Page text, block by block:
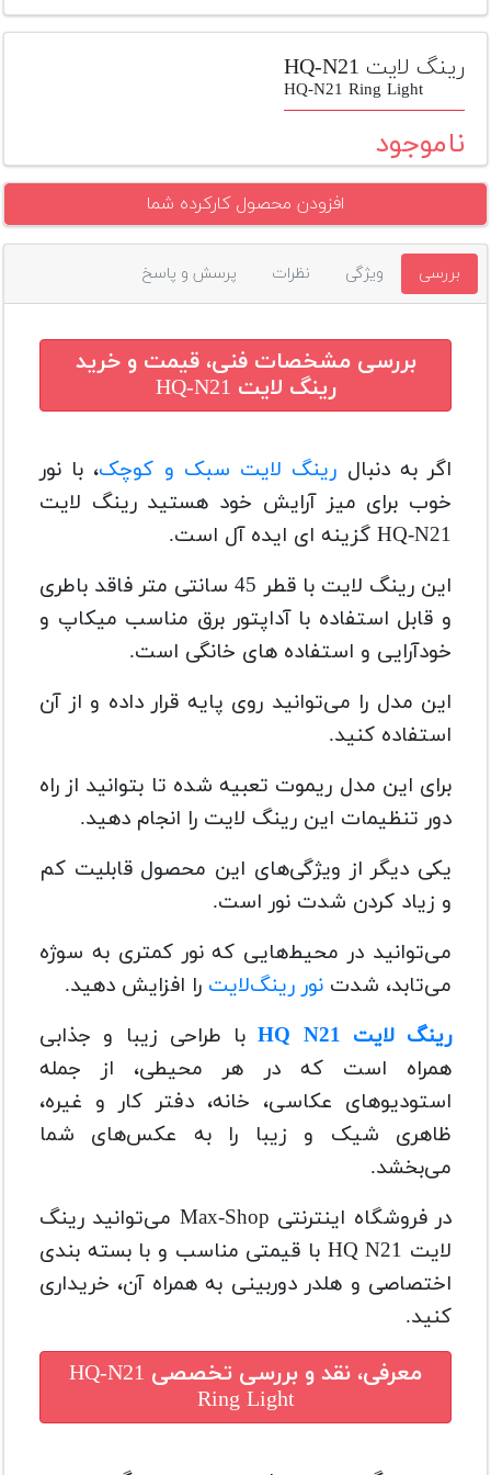
تجهیزات
مکث
پلاس
افزودن
محصول
دست
لیست
قیمت
دوربین
بله
رینگ لایت HQ-N21
HQ-N21 Ring Light
ناموجود
افزودن محصول کارکرده شما
بررسی ویژگی نظرات پرسش و پاسخ
بررسی مشخصات فنی، قیمت و خرید
رینگ لایت HQ-N21
اگر به دنبال رینگ لایت سبک و کوچک، با نور
خوب برای میز آرایش خود هستید رینگ لایت
HQ-N21 گزینه ای ایده آل است.
این رینگ لایت با قطر 45 سانتی متر فاقد باطری
و قابل استفاده با آداپتور برق مناسب میکاپ و
خودآرایی و استفاده های خانگی است.
این مدل را می‌توانید روی پایه قرار داده و از آن
استفاده کنید.
برای این مدل ریموت تعبیه شده تا بتوانید از راه
دور تنظیمات این رینگ لایت را انجام دهید.
یکی دیگر از ویژگی‌های این محصول قابلیت کم
و زیاد کردن شدت نور است.
می‌توانید در محیط‌هایی که نور کمتری به سوژه
می‌تابد، شدت نور رینگ‌لایت را افزایش دهید.
رینگ لایت HQ N21
با طراحی زیبا و جذابی
همراه است که در هر محیطی، از جمله
استودیوهای عکاسی، خانه، دفتر کار و غیره،
ظاهری شیک و زیبا را به عکس‌های شما
می‌بخشد.
در فروشگاه اینترنتی Max-Shop می‌توانید رینگ
لایت HQ N21 با قیمتی مناسب و با بسته بندی
اختصاصی و هلدر دوربینی به همراه آن، خریداری
کنید.
معرفی، نقد و بررسی تخصصی HQ-N21
Ring Light